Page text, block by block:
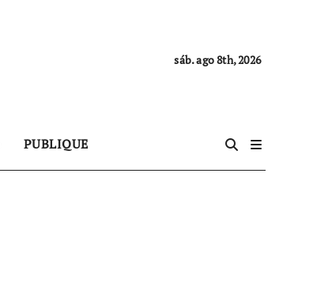
sáb. ago 8th, 2026
PUBLIQUE